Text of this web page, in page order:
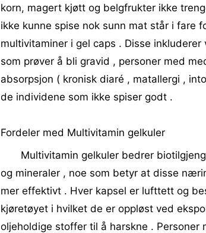
korn, magert kjøtt og belgfrukter ikke
ikke kunne spise nok sunn mat står i fare
multivitaminer i gel caps . Disse
som prøver å bli gravid , personer med
absorpsjon ( kronisk diaré , matallergi ,
de individene som ikke spiser godt .
Fordeler med Multivitamin gelkuler
Multivitamin gelkuler bedrer
og mineraler , noe som betyr at disse
mer effektivt . Hver kapsel er lufttett og
kjøretøyet i hvilket de er oppløst ved
oljeholdige stoffer til å harskne .